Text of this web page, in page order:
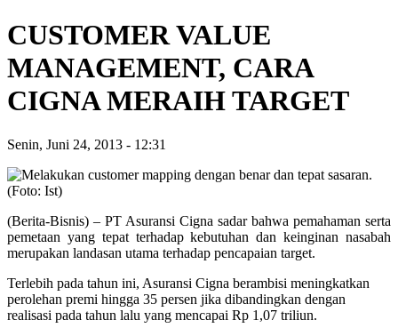
CUSTOMER VALUE
MANAGEMENT, CARA
CIGNA MERAIH TARGET
Senin, Juni 24, 2013 - 12:31
(Berita-Bisnis) – PT Asuransi Cigna sadar bahwa pemahaman serta
pemetaan yang tepat terhadap kebutuhan dan keinginan nasabah
merupakan landasan utama terhadap pencapaian target.
Terlebih pada tahun ini, Asuransi Cigna berambisi meningkatkan
perolehan premi hingga 35 persen jika dibandingkan dengan
realisasi pada tahun lalu yang mencapai Rp 1,07 triliun.